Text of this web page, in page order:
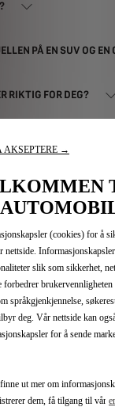
PÅ EN SUV OG EN
RIKTIG FOR DEG?
Meld deg på
AKSEPTERE →
(cookies) for å
nettside.
slik som sikkerhet,
forbedrer
språkgjenkjennelse,
deg. Vår nettside kan
for å sende
ut mer om
dem, få tilgang til vår